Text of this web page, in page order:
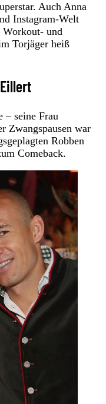
Auch Anna
Instagram-Welt
und
Torjäger heiß
– seine Frau
Zwangspausen war
Robben
Comeback.